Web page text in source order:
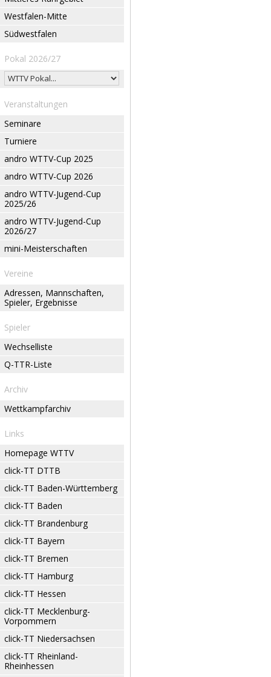
Westfalen-Mitte
Südwestfalen
Pokal 2026/27
Veranstaltungen
Seminare
Turniere
andro WTTV-Cup 2025
andro WTTV-Cup 2026
andro WTTV-Jugend-Cup
2025/26
andro WTTV-Jugend-Cup
2026/27
mini-Meisterschaften
Vereine
Adressen, Mannschaften,
Spieler, Ergebnisse
Spieler
Wechselliste
Q-TTR-Liste
Archiv
Wettkampfarchiv
Links
Homepage WTTV
click-TT DTTB
click-TT Baden-Württemberg
click-TT Baden
click-TT Brandenburg
click-TT Bayern
click-TT Bremen
click-TT Hamburg
click-TT Hessen
click-TT Mecklenburg-
Vorpommern
click-TT Niedersachsen
click-TT Rheinland-
Rheinhessen